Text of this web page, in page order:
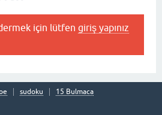
için lütfen giriş yapınız
sudoku
15 Bulmaca